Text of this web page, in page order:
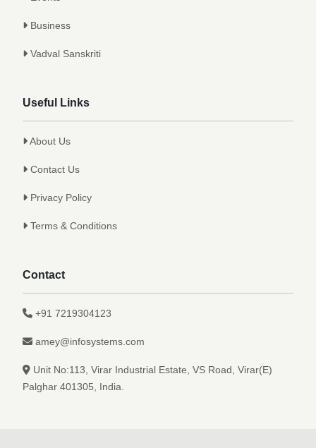
Business
Vadval Sanskriti
Useful Links
About Us
Contact Us
Privacy Policy
Terms & Conditions
Contact
+91 7219304123
amey@infosystems.com
Unit No:113, Virar Industrial Estate, VS Road, Virar(E)
Palghar 401305, India.